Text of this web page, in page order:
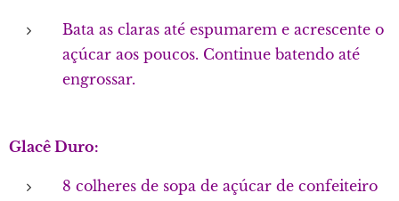
Bata as claras até espumarem e acrescente o
açúcar aos poucos. Continue batendo até
engrossar.
Glacê Duro:
8 colheres de sopa de açúcar de confeiteiro